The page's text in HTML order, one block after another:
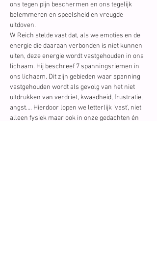
ons tegen pijn beschermen en ons tegelijk
belemmeren en speelsheid en vreugde
uitdoven.
W. Reich stelde vast dat, als we emoties en de
energie die daaraan verbonden is niet kunnen
uiten, deze energie wordt vastgehouden in ons
lichaam. Hij beschreef 7 spanningsriemen in
ons lichaam. Dit zijn gebieden waar spanning
vastgehouden wordt als gevolg van het niet
uitdrukken van verdriet, kwaadheid, frustratie,
angst…. Hierdoor lopen we letterlijk 'vast', niet
alleen fysiek maar ook in onze gedachten én